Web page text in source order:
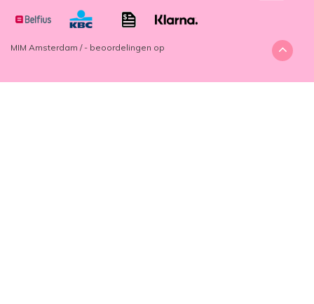
MIM Amsterdam / - beoordelingen op